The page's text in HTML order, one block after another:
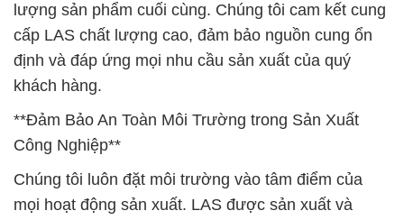
lượng sản phẩm cuối cùng. Chúng tôi cam kết cung
cấp LAS chất lượng cao, đảm bảo nguồn cung ổn
định và đáp ứng mọi nhu cầu sản xuất của quý
khách hàng.
**Đảm Bảo An Toàn Môi Trường trong Sản Xuất
Công Nghiệp**
Chúng tôi luôn đặt môi trường vào tâm điểm của
mọi hoạt động sản xuất. LAS được sản xuất và